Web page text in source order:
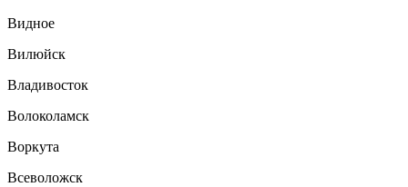
Видное
Вилюйск
Владивосток
Волоколамск
Воркута
Всеволожск